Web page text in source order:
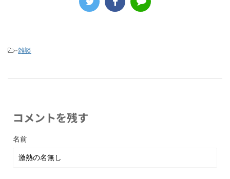
-雑談
コメントを残す
名前